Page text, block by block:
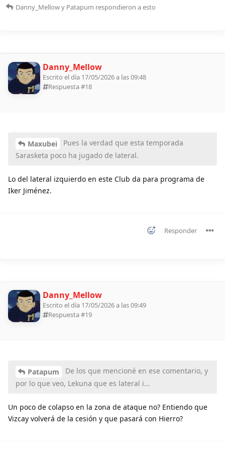
Danny_Mellowy Patapum respondieron a esto
Danny_Mellow
Escrito el día 17/05/2026 a las 09:48
Respuesta #18
Maxubei
Pues la verdad que esta temporada
Sarasketa poco ha jugado de lateral.
Lo del lateral izquierdo en este Club da para programa de
Iker Jiménez.
Responder
Danny_Mellow
Escrito el día 17/05/2026 a las 09:49
Respuesta #19
Patapum
De los que mencioné en ese comentario, y
por lo que veo, Lekuna que es lateral i...
Un poco de colapso en la zona de ataque no? Entiendo que
Vizcay volverá de la cesión y que pasará con Hierro?